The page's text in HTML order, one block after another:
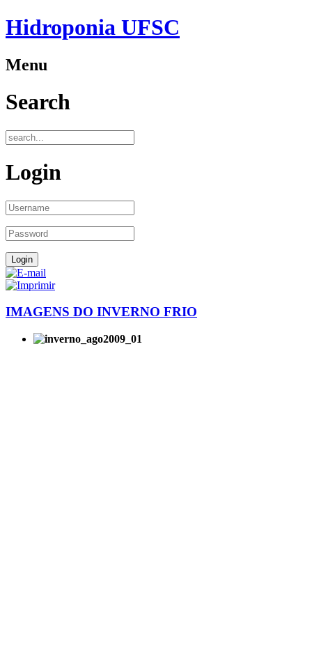
Hidroponia UFSC
Menu
Search
Login
IMAGENS DO INVERNO FRIO